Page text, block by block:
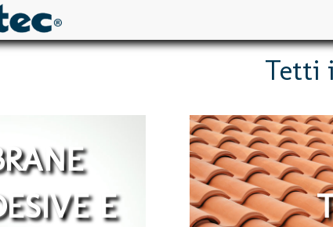
Tetti
E